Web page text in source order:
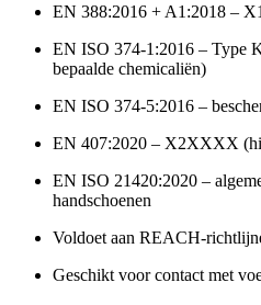
EN 388:2016 + A1:2018 –
EN ISO 374-1:2016 – Type
bepaalde chemicaliën)
EN ISO 374-5:2016 –
EN 407:2020 – X2XXXX
EN ISO 21420:2020 –
handschoenen
Voldoet aan REACH-
Geschikt voor contact met